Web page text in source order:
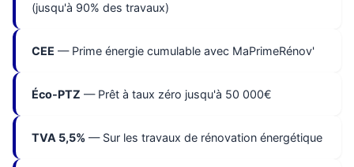
(jusqu'à 90% des travaux)
CEE — Prime énergie cumulable avec MaPrimeRénov'
Éco-PTZ — Prêt à taux zéro jusqu'à 50 000€
TVA 5,5% — Sur les travaux de rénovation énergétique